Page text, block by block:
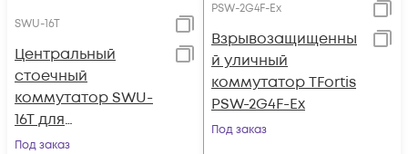
SWU-16T
Центральный
стоечный
коммутатор SWU-
16T для
подключения
Под заказ
PSW-2G4F-Ex
Взрывозащищенны
й уличный
коммутатор TFortis
PSW-2G4F-Ex
Под заказ